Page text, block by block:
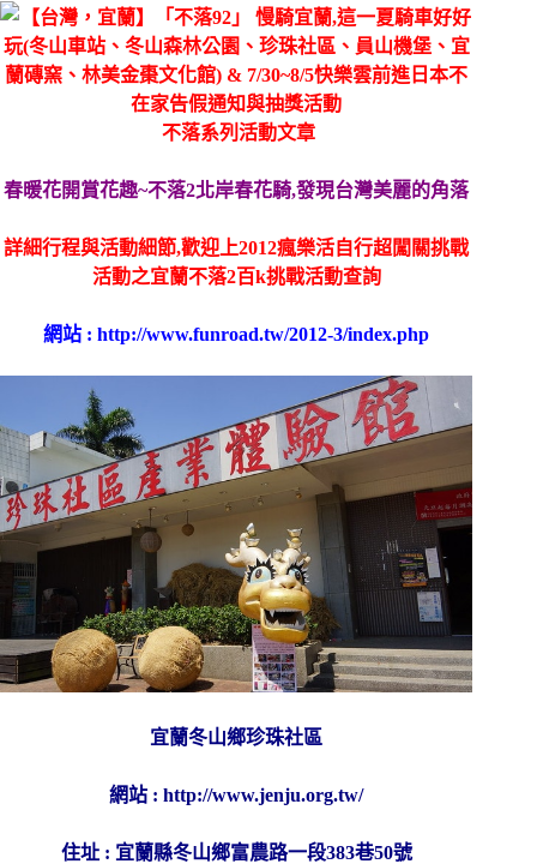
不落系列活動文章
春暖花開賞花趣~不落2北岸春花騎,發現台灣美麗的角落
詳細行程與活動細節,歡迎上2012瘋樂活自行超闖關挑戰
活動之宜蘭不落2百k挑戰活動查詢
網站 :http://www.funroad.tw/2012-3/index.php
宜蘭冬山鄉珍珠社區
網站 :http://www.jenju.org.tw/
住址 : 宜蘭縣冬山鄉富農路一段383巷50號